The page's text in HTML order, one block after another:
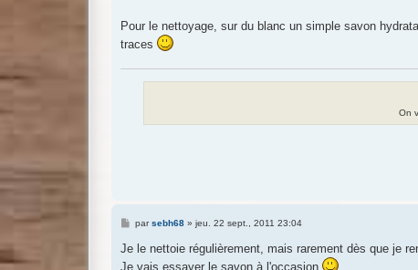
Pour le nettoyage, sur du blanc un simple savon
traces
On
M
s
a
parsebh68» jeu. 22 sept., 2011 23:04
Je le nettoie régulièrement, mais rarement dès que je
Je vais essayer le savon à l'occasion